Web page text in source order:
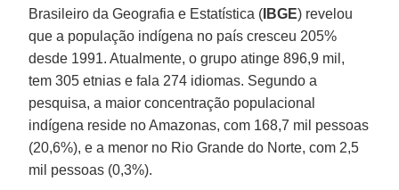
Brasileiro da Geografia e Estatística ( IBGE) revelou
que a população indígena no país cresceu 205%
desde 1991. Atualmente, o grupo atinge 896,9 mil,
tem 305 etnias e fala 274 idiomas. Segundo a
pesquisa, a maior concentração populacional
indígena reside no Amazonas, com 168,7 mil pessoas
(20,6%), e a menor no Rio Grande do Norte, com 2,5
mil pessoas (0,3%).